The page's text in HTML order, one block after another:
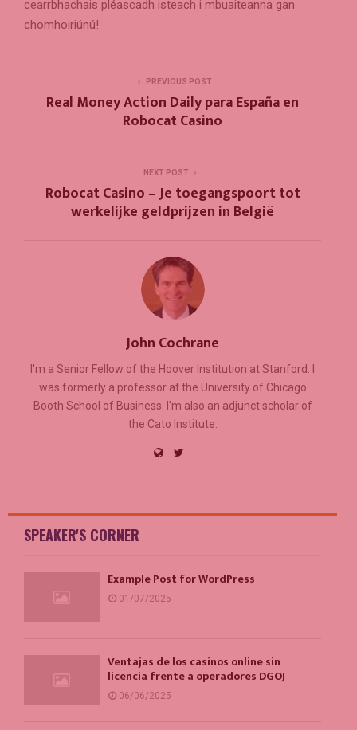
cearrbhachais pléascadh isteach i mbuaiteanna gan
chomhoiriúnú!
PREVIOUS POST
Real Money Action Daily para España en
Robocat Casino
NEXT POST
Robocat Casino – Je toegangspoort tot
werkelijke geldprijzen in België
John Cochrane
I'm a Senior Fellow of the Hoover Institution at Stanford. I
was formerly a professor at the University of Chicago
Booth School of Business. I'm also an adjunct scholar of
the Cato Institute.
SPEAKER'S CORNER
Example Post for WordPress
01/07/2025
Ventajas de los casinos online sin
licencia frente a operadores DGOJ
06/06/2025